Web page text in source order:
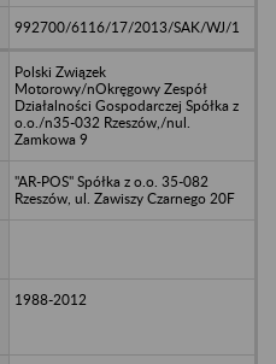
992700/6116/17/2013/SAK/WJ/1
Polski Związek
Motorowy/nOkręgowy Zespół
Działalności Gospodarczej Spółka z
o.o./n35-032 Rzeszów,/nul.
Zamkowa 9
"AR-POS" Spółka z o.o. 35-082
Rzeszów, ul. Zawiszy Czarnego 20F
1988-2012